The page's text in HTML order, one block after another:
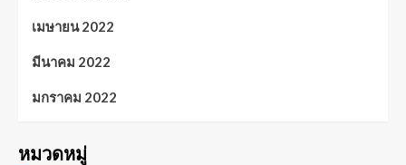
เมษายน 2022
มีนาคม 2022
มกราคม 2022
หมวดหมู่